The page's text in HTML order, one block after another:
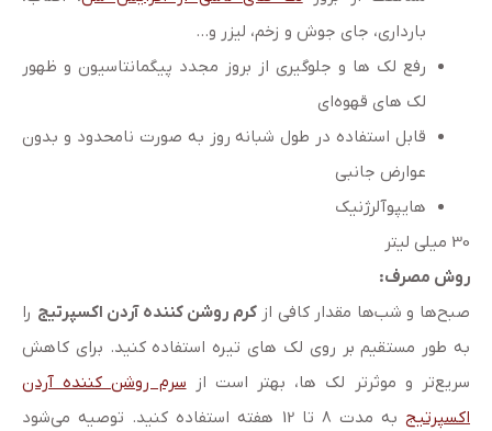
بارداری، جای جوش و زخم، لیزر و…
رفع لک ها و جلوگیری از بروز مجدد پیگمانتاسیون و ظهور
لک های قهوه‌ای
قابل استفاده در طول شبانه روز به صورت نامحدود و بدون
عوارض جانبی
هایپوآلرژنیک
30 میلی لیتر
روش مصرف:
صبح‌ها و شب‌ها مقدار کافی ازکرم روشن کننده آردن اکسپرتیج را
به طور مستقیم بر روی لک های تیره استفاده کنید. برای کاهش
سریع‌تر و موثرتر لک ها، بهتر است ازسرم روشن کننده آردن
اکسپرتیج
به مدت 8 تا 12 هفته استفاده کنید. توصیه می‌شود